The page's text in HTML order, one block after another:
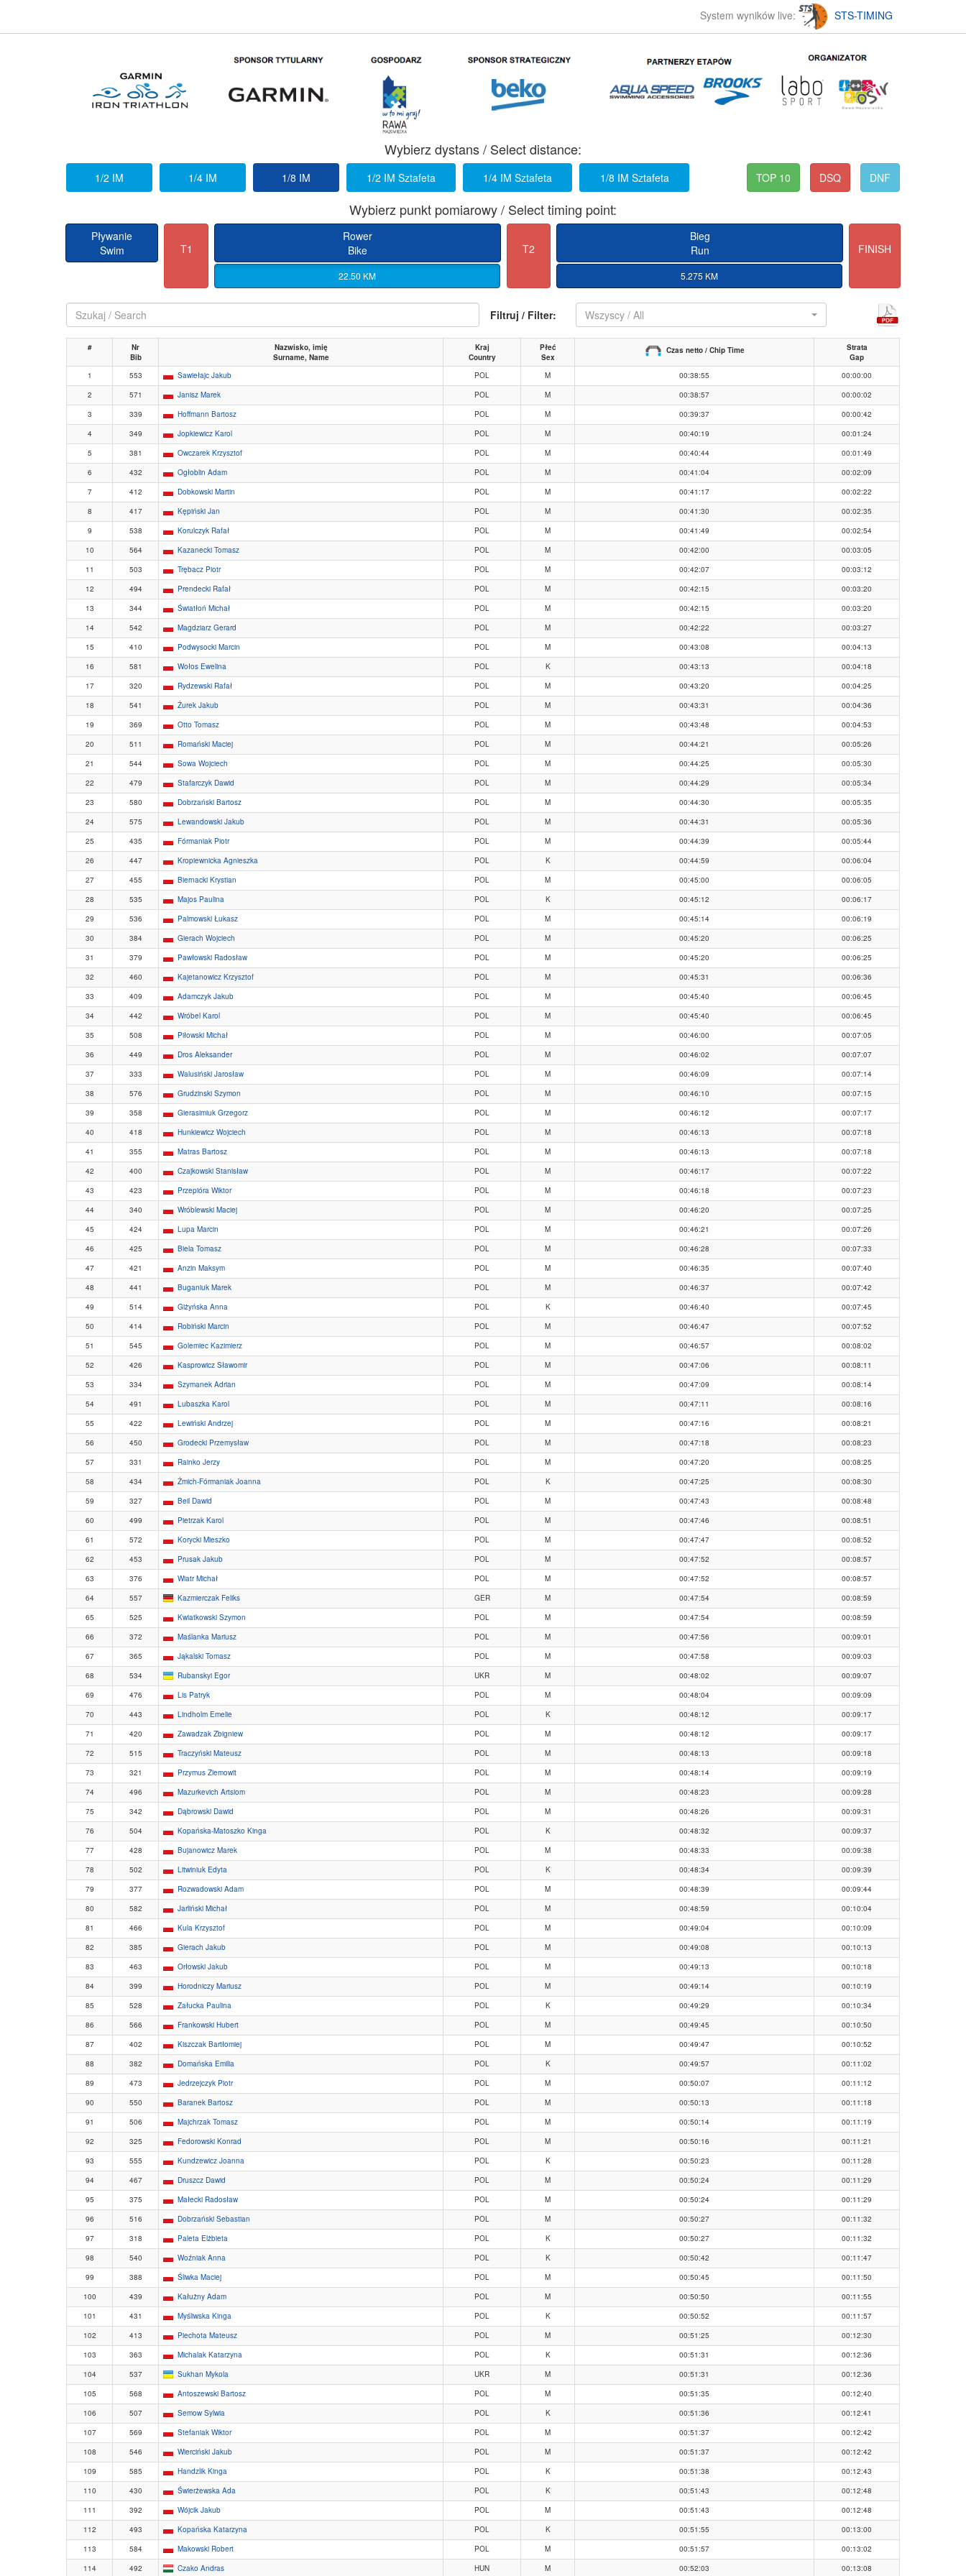
System wyników live: STS-TIMING
Wybierz dystans / Select distance:
1/2 IM 1/4 IM 1/8 IM 1/2 IM Sztafeta 1/4 IM Sztafeta 1/8 IM Sztafeta TOP 10 DSQ DNF
Wybierz punkt pomiarowy / Select timing point:
Pływanie
Swim
T1
Rower
Bike
22.50 KM
T2
Bieg
Run
5.275 KM
FINISH
Filtruj / Filter: Wszyscy / All
#
Nr
Bib
Nazwisko, imię
Surname, Name
Kraj
Country
Płeć
Sex
Czas netto / Chip Time
Strata
Gap
1
553 Sawiełajc Jakub POL M 00:38:55
00:00:00
2
571 Janisz Marek POL M 00:38:57
00:00:02
3
339 Hoffmann Bartosz POL M 00:39:37
00:00:42
4
349 Jopkiewicz Karol POL M 00:40:19
00:01:24
5
381 Owczarek Krzysztof POL M 00:40:44
00:01:49
6
432 Ogłoblin Adam POL M 00:41:04
00:02:09
7
412 Dobkowski Martin POL M 00:41:17
00:02:22
8
417 Kępiński Jan POL M 00:41:30
00:02:35
9
538 Korulczyk Rafał POL M 00:41:49
00:02:54
10
564 Kazanecki Tomasz POL M 00:42:00
00:03:05
11
503 Trębacz Piotr POL M 00:42:07
00:03:12
12
494 Prendecki Rafał POL M 00:42:15
00:03:20
13
344 Światłoń Michał POL M 00:42:15
00:03:20
14
542 Magdziarz Gerard POL M 00:42:22
00:03:27
15
410 Podwysocki Marcin POL M 00:43:08
00:04:13
16
581 Wołos Ewelina POL K 00:43:13
00:04:18
17
320 Rydzewski Rafał POL M 00:43:20
00:04:25
18
541 Żurek Jakub POL M 00:43:31
00:04:36
19
369 Otto Tomasz POL M 00:43:48
00:04:53
20
511 Romański Maciej POL M 00:44:21
00:05:26
21
544 Sowa Wojciech POL M 00:44:25
00:05:30
22
479 Stafarczyk Dawid POL M 00:44:29
00:05:34
23
580 Dobrzański Bartosz POL M 00:44:30
00:05:35
24
575 Lewandowski Jakub POL M 00:44:31
00:05:36
25
435 Fórmaniak Piotr POL M 00:44:39
00:05:44
26
447 Kropiewnicka Agnieszka POL K 00:44:59
00:06:04
27
455 Biernacki Krystian POL M 00:45:00
00:06:05
28
535 Majos Paulina POL K 00:45:12
00:06:17
29
536 Palmowski Łukasz POL M 00:45:14
00:06:19
30
384 Gierach Wojciech POL M 00:45:20
00:06:25
31
379 Pawłowski Radosław POL M 00:45:20
00:06:25
32
460 Kajetanowicz Krzysztof POL M 00:45:31
00:06:36
33
409 Adamczyk Jakub POL M 00:45:40
00:06:45
34
442 Wróbel Karol POL M 00:45:40
00:06:45
35
508 Piłowski Michał POL M 00:46:00
00:07:05
36
449 Dros Aleksander POL M 00:46:02
00:07:07
37
333 Walusiński Jarosław POL M 00:46:09
00:07:14
38
576 Grudzinski Szymon POL M 00:46:10
00:07:15
39
358 Gierasimiuk Grzegorz POL M 00:46:12
00:07:17
40
418 Hunkiewicz Wojciech POL M 00:46:13
00:07:18
41
355 Matras Bartosz POL M 00:46:13
00:07:18
42
400 Czajkowski Stanisław POL M 00:46:17
00:07:22
43
423 Przepióra Wiktor POL M 00:46:18
00:07:23
44
340 Wróblewski Maciej POL M 00:46:20
00:07:25
45
424 Lupa Marcin POL M 00:46:21
00:07:26
46
425 Biela Tomasz POL M 00:46:28
00:07:33
47
421 Anzin Maksym POL M 00:46:35
00:07:40
48
441 Buganiuk Marek POL M 00:46:37
00:07:42
49
514 Giżyńska Anna POL K 00:46:40
00:07:45
50
414 Robiński Marcin POL M 00:46:47
00:07:52
51
545 Golemiec Kazimierz POL M 00:46:57
00:08:02
52
426 Kasprowicz Sławomir POL M 00:47:06
00:08:11
53
334 Szymanek Adrian POL M 00:47:09
00:08:14
54
491 Lubaszka Karol POL M 00:47:11
00:08:16
55
422 Lewiński Andrzej POL M 00:47:16
00:08:21
56
450 Grodecki Przemysław POL M 00:47:18
00:08:23
57
331 Rainko Jerzy POL M 00:47:20
00:08:25
58
434 Żmich-Fórmaniak Joanna POL K 00:47:25
00:08:30
59
327 Beil Dawid POL M 00:47:43
00:08:48
60
499 Pietrzak Karol POL M 00:47:46
00:08:51
61
572 Korycki Mieszko POL M 00:47:47
00:08:52
62
453 Prusak Jakub POL M 00:47:52
00:08:57
63
376 Wiatr Michał POL M 00:47:52
00:08:57
64
557 Kazmierczak Feliks GER M 00:47:54
00:08:59
65
525 Kwiatkowski Szymon POL M 00:47:54
00:08:59
66
372 Maślanka Mariusz POL M 00:47:56
00:09:01
67
365 Jąkalski Tomasz POL M 00:47:58
00:09:03
68
534 Rubanskyi Egor UKR M 00:48:02
00:09:07
69
476 Lis Patryk POL M 00:48:04
00:09:09
70
443 Lindholm Emelie POL K 00:48:12
00:09:17
71
420 Zawadzak Zbigniew POL M 00:48:12
00:09:17
72
515 Traczyński Mateusz POL M 00:48:13
00:09:18
73
321 Przymus Ziemowit POL M 00:48:14
00:09:19
74
496 Mazurkevich Artsiom POL M 00:48:23
00:09:28
75
342 Dąbrowski Dawid POL M 00:48:26
00:09:31
76
504 Kopańska-Matoszko Kinga POL K 00:48:32
00:09:37
77
428 Bujanowicz Marek POL M 00:48:33
00:09:38
78
502 Litwiniuk Edyta POL K 00:48:34
00:09:39
79
377 Rozwadowski Adam POL M 00:48:39
00:09:44
80
582 Jarliński Michał POL M 00:48:59
00:10:04
81
466 Kula Krzysztof POL M 00:49:04
00:10:09
82
385 Gierach Jakub POL M 00:49:08
00:10:13
83
463 Orłowski Jakub POL M 00:49:13
00:10:18
84
399 Horodniczy Mariusz POL M 00:49:14
00:10:19
85
528 Załucka Paulina POL K 00:49:29
00:10:34
86
566 Frankowski Hubert POL M 00:49:45
00:10:50
87
402 Kiszczak Bartłomiej POL M 00:49:47
00:10:52
88
382 Domańska Emilia POL K 00:49:57
00:11:02
89
473 Jedrzejczyk Piotr POL M 00:50:07
00:11:12
90
550 Baranek Bartosz POL M 00:50:13
00:11:18
91
506 Majchrzak Tomasz POL M 00:50:14
00:11:19
92
325 Fedorowski Konrad POL M 00:50:16
00:11:21
93
555 Kundzewicz Joanna POL K 00:50:23
00:11:28
94
467 Druszcz Dawid POL M 00:50:24
00:11:29
95
375 Małecki Radosław POL M 00:50:24
00:11:29
96
516 Dobrzański Sebastian POL M 00:50:27
00:11:32
97
318 Paleta Elżbieta POL K 00:50:27
00:11:32
98
540 Woźniak Anna POL K 00:50:42
00:11:47
99
388 Śliwka Maciej POL M 00:50:45
00:11:50
100
439 Kałużny Adam POL M 00:50:50
00:11:55
101
431 Myśliwska Kinga POL K 00:50:52
00:11:57
102
413 Piechota Mateusz POL M 00:51:25
00:12:30
103
363 Michalak Katarzyna POL K 00:51:31
00:12:36
104
537 Sukhan Mykola UKR M 00:51:31
00:12:36
105
568 Antoszewski Bartosz POL M 00:51:35
00:12:40
106
507 Semow Sylwia POL K 00:51:36
00:12:41
107
569 Stefaniak Wiktor POL M 00:51:37
00:12:42
108
546 Wierciński Jakub POL M 00:51:37
00:12:42
109
585 Handzlik Kinga POL K 00:51:38
00:12:43
110
430 Świerżewska Ada POL K 00:51:43
00:12:48
111
392 Wójcik Jakub POL M 00:51:43
00:12:48
112
493 Kopańska Katarzyna POL K 00:51:55
00:13:00
113
584 Makowski Robert POL M 00:51:57
00:13:02
114
492 Czako Andras HUN M 00:52:03 00:13:08